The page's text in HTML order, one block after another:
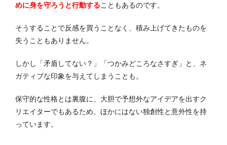
めに身を守ろうと行動することもあるのです。
そうすることで反感を買うことなく、積み上げてきたものを
失うこともありません。
しかし「矛盾してない？」「つかみどころなさすぎ」と、ネ
ガティブな印象を与えてしまうことも。
保守的な性格とは裏腹に、大胆で予想外なアイデアを出すク
リエイターでもあるため、ほかにはない独創性と意外性を持
っています。